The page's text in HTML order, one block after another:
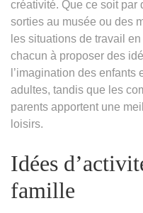
créativité. Que ce soit par
sorties au musée ou des
les situations de travail
chacun à proposer des
l’imagination des
adultes, tandis que les
parents apportent une
loisirs.
Idées
famille